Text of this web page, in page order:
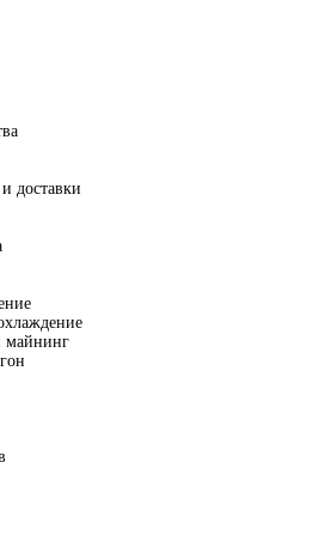
доставки